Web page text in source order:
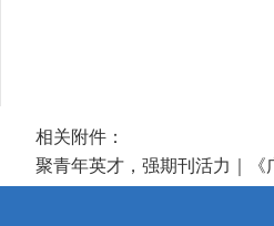
相关附件：
聚青年英才，强期刊活力｜